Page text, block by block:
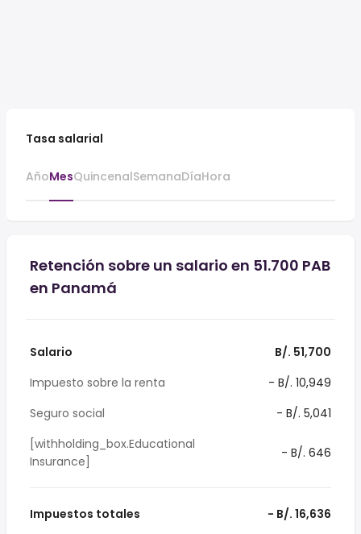
Tasa salarial
AñoMesQuincenalSemanaDíaHora
Retención sobre un salario en 51.700 PAB
en Panamá
Salario
B/. 51,700
Impuesto sobre la renta
- B/. 10,949
Seguro social
- B/. 5,041
[withholding_box.Educational
Insurance]
- B/. 646
Impuestos totales - B/. 16,636